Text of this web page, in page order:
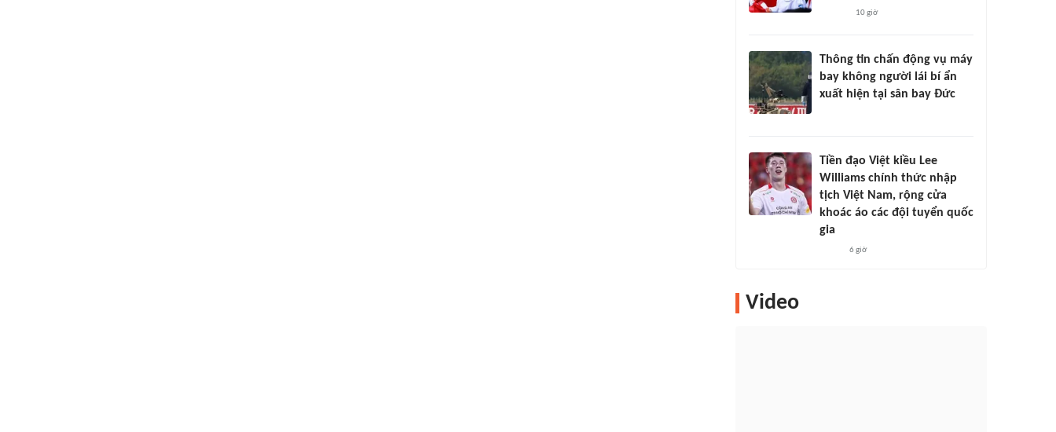
10 giờ
Thông tin chấn động vụ máy
bay không người lái bí ẩn
xuất hiện tại sân bay Đức
Tiền đạo Việt kiều Lee
Williams chính thức nhập
tịch Việt Nam, rộng cửa
khoác áo các đội tuyển quốc
gia
6 giờ
Video